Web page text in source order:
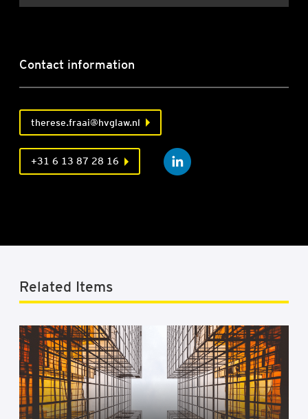
Contact information
therese.fraai@hvglaw.nl
+31 6 13 87 28 16
Related Items